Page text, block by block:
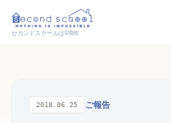
セカンドスクールは9周年
2018.06.25 ご報告